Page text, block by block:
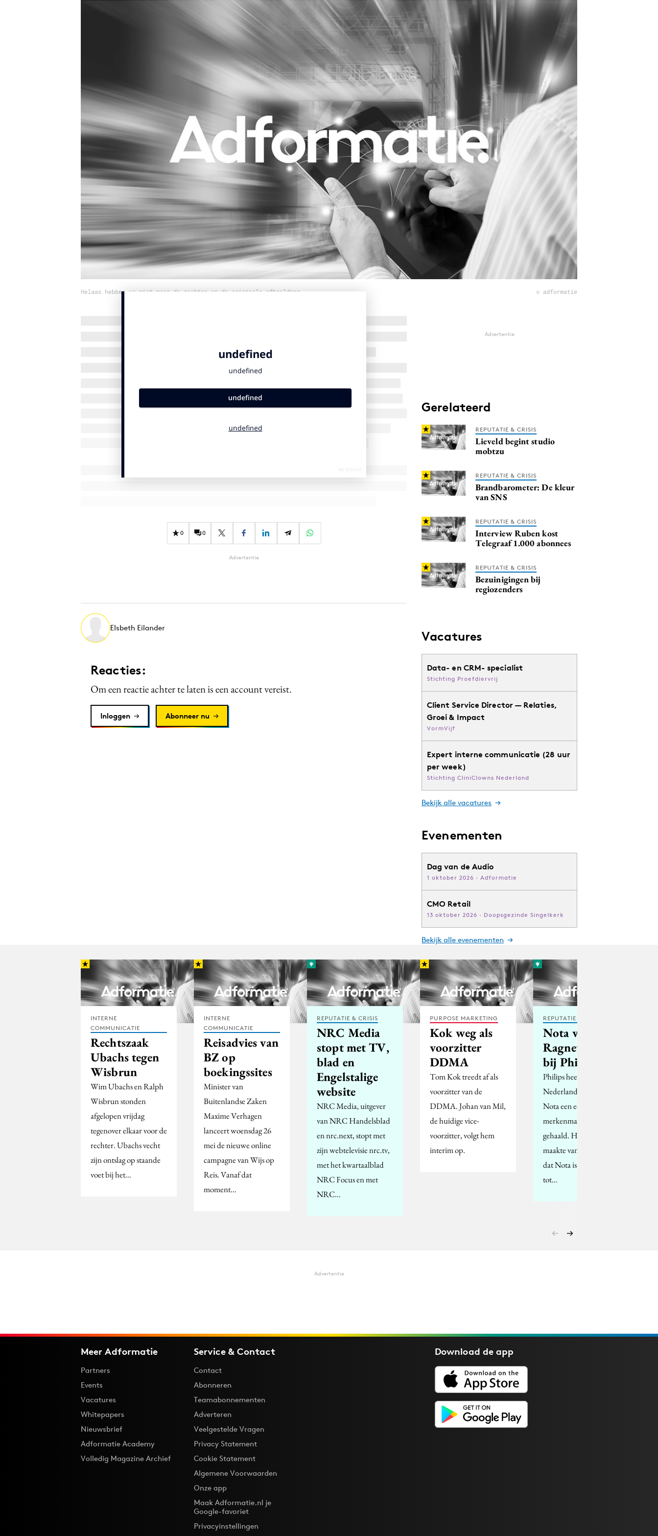
Influencer marketing
Interne communicatie
Purpose Marketing
Reputatie & crisis
Helaas hebben we niet meer de rechten op de originele afbeelding © adformatie
0 0
Advertentie
Elsbeth Eilander
Reacties:
Om een reactie achter te laten is een account vereist.
Inloggen Abonneer nu
Advertentie
Gerelateerd
REPUTATIE & CRISIS
Lieveld begint studio
mobtzu
REPUTATIE & CRISIS
Brandbarometer: De kleur
van SNS
REPUTATIE & CRISIS
Interview Ruben kost
Telegraaf 1.000 abonnees
REPUTATIE & CRISIS
Bezuinigingen bij
regiozenders
Vacatures
Data- en CRM- specialist
Stichting Proefdiervrij
Client Service Director — Relaties,
Groei & Impact
VormVijf
Expert interne communicatie (28 uur
per week)
Stichting CliniClowns Nederland
Bekijk alle vacatures
Evenementen
Dag van de Audio
1 oktober 2026 · Adformatie
CMO Retail
13 oktober 2026 · Doopsgezinde Singelkerk
Bekijk alle evenementen
INTERNE
COMMUNICATIE
Rechtszaak
Ubachs tegen
Wisbrun
Wim Ubachs en Ralph
Wisbrun stonden
afgelopen vrijdag
tegenover elkaar voor de
rechter. Ubachs vecht
zijn ontslag op staande
voet bij het…
INTERNE
COMMUNICATIE
Reisadvies van
BZ op
boekingssites
Minister van
Buitenlandse Zaken
Maxime Verhagen
lanceert woensdag 26
mei de nieuwe online
campagne van Wijs op
Reis. Vanaf dat
moment…
REPUTATIE & CRISIS
NRC Media
stopt met TV,
blad en
Engelstalige
website
NRC Media, uitgever
van NRC Handelsblad
en nrc.next, stopt met
zijn webtelevisie nrc.tv,
met het kwartaalblad
NRC Focus en met
NRC…
PURPOSE MARKETING
Kok weg als
voorzitter
DDMA
Tom Kok treedt af als
voorzitter van de
DDMA. Johan van Mil,
de huidige vice-
voorzitter, volgt hem
interim op.
REPUTATIE & CRISIS
Nota volgt
Ragnetti op
bij Philips
Philips heeft met de
Nederlander Pieter
Nota een echte
merkenman in huis
gehaald. Het concern
maakte vandaag bekend
dat Nota is benoemd
tot…
Advertentie
Meer Adformatie
Partners
Events
Vacatures
Whitepapers
Nieuwsbrief
Adformatie Academy
Volledig Magazine Archief
Service & Contact
Contact
Abonneren
Teamabonnementen
Adverteren
Veelgestelde Vragen
Privacy Statement
Cookie Statement
Algemene Voorwaarden
Onze app
Maak Adformatie.nl je
Google-favoriet
Privacyinstellingen
Download deapp